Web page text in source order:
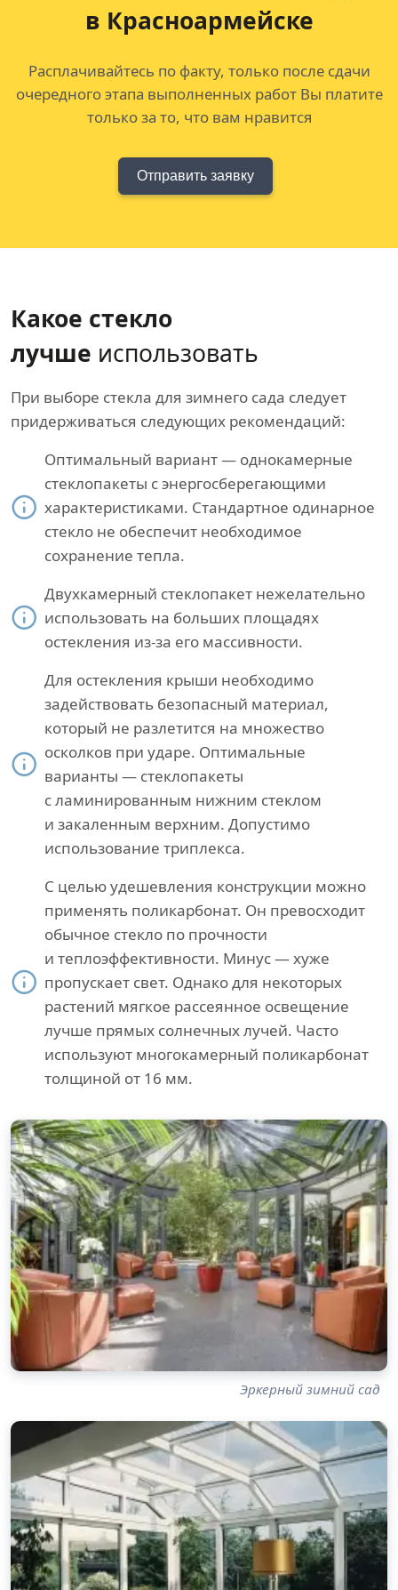
в Красноармейске
Расплачивайтесь по факту, только после сдачи
очередного этапа выполненных работ Вы платите
только за то, что вам нравится
Отправить заявку
Какое стекло
лучше использовать
При выборе стекла для зимнего сада следует
придерживаться следующих рекомендаций:
Оптимальный вариант — однокамерные
стеклопакеты с энергосберегающими
характеристиками. Стандартное одинарное
стекло не обеспечит необходимое
сохранение тепла.
Двухкамерный стеклопакет нежелательно
использовать на больших площадях
остекления из-за его массивности.
Для остекления крыши необходимо
задействовать безопасный материал,
который не разлетится на множество
осколков при ударе. Оптимальные
варианты — стеклопакеты
с ламинированным нижним стеклом
и закаленным верхним. Допустимо
использование триплекса.
С целью удешевления конструкции можно
применять поликарбонат. Он превосходит
обычное стекло по прочности
и теплоэффективности. Минус — хуже
пропускает свет. Однако для некоторых
растений мягкое рассеянное освещение
лучше прямых солнечных лучей. Часто
используют многокамерный поликарбонат
толщиной от 16 мм.
Эркерный зимний сад